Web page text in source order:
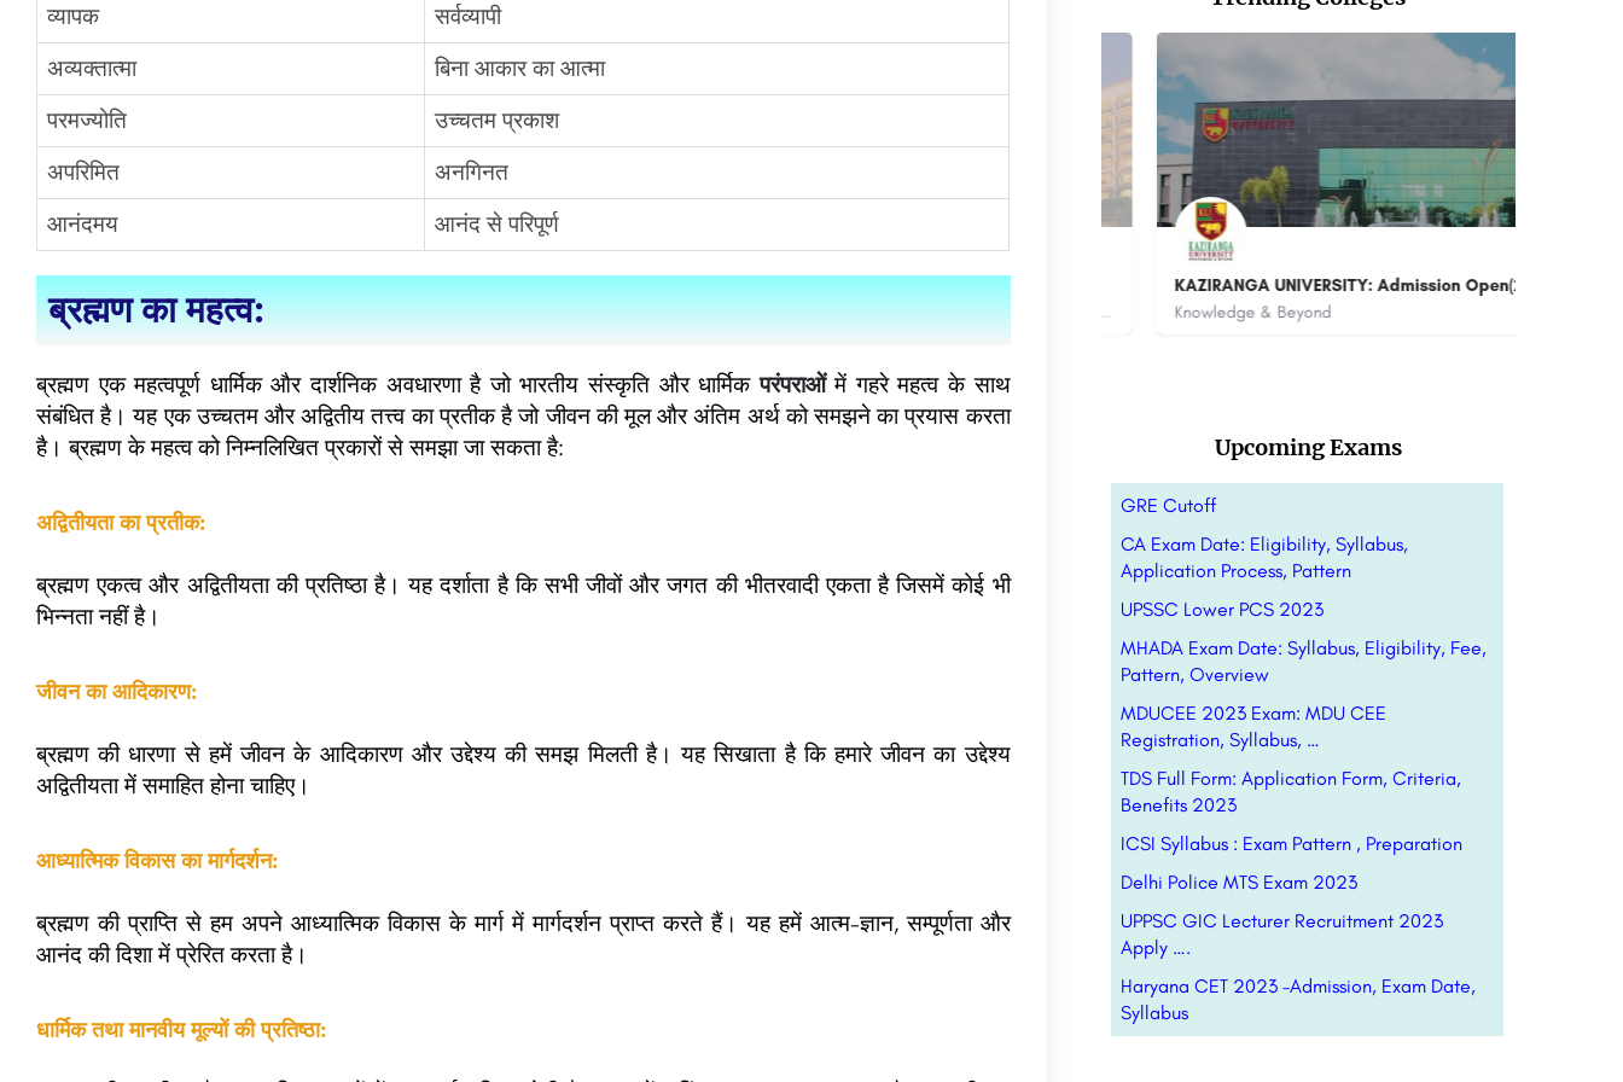
व्यापक
सर्वव्यापी
अव्यक्तात्मा
बिना आकार का आत्मा
परमज्योति
उच्चतम प्रकाश
अपरिमित
अनगिनत
आनंदमय
आनंद से परिपूर्ण
ब्रह्मणका महत्व:
ब्रह्मण एक महत्वपूर्ण धार्मिक और दार्शनिक अवधारणा है जो भारतीय संस्कृति और धार्मिकपरंपराओंमें गहरे महत्व के साथ
संबंधित है। यह एक उच्चतम और अद्वितीय तत्त्व का प्रतीक है जो जीवन की मूल और अंतिम अर्थ को समझने का प्रयास करता
है। ब्रह्मण के महत्व को निम्नलिखित प्रकारों से समझा जा सकता है:
अद्वितीयता का प्रतीक:
ब्रह्मण एकत्व और अद्वितीयता की प्रतिष्ठा है। यह दर्शाता है कि सभी जीवों और जगत की भीतरवादी एकता है जिसमें कोई भी
भिन्नता नहीं है।
जीवन का आदिकारण:
ब्रह्मण की धारणा से हमें जीवन के आदिकारण और उद्देश्य की समझ मिलती है। यह सिखाता है कि हमारे जीवन का उद्देश्य
अद्वितीयता में समाहित होना चाहिए।
आध्यात्मिक विकास का मार्गदर्शन:
ब्रह्मण की प्राप्ति से हम अपने आध्यात्मिक विकास के मार्ग में मार्गदर्शन प्राप्त करते हैं। यह हमें आत्म-ज्ञान, सम्पूर्णता और
आनंद की दिशा में प्रेरित करता है।
धार्मिक तथा मानवीय मूल्यों की प्रतिष्ठा:
Fees..
KAZIRANGA UNIVERSITY: Admission Open(2023)
Knowledge & Beyond
Upcoming Exams
GRE Cutoff
CA Exam Date: Eligibility, Syllabus,
Application Process, Pattern
UPSSC Lower PCS 2023
MHADA Exam Date: Syllabus, Eligibility, Fee,
Pattern, Overview
MDUCEE 2023 Exam: MDU CEE
Registration, Syllabus, …
TDS Full Form: Application Form, Criteria,
Benefits 2023
ICSI Syllabus : Exam Pattern , Preparation
Delhi Police MTS Exam 2023
UPPSC GIC Lecturer Recruitment 2023
Apply ….
Haryana CET 2023 –Admission, Exam Date,
Syllabus